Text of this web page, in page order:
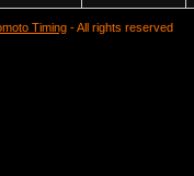
Timing- All rights reserved